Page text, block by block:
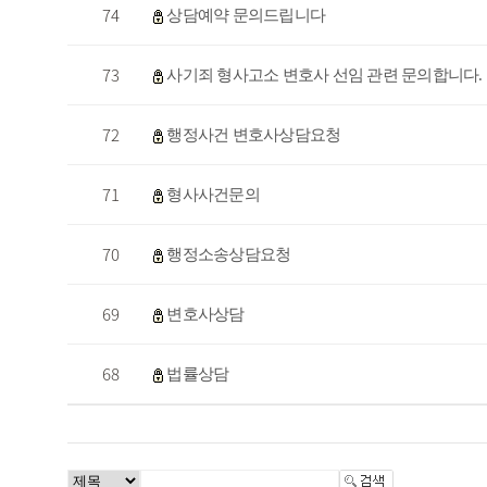
74 상담예약 문의드립니다
73 사기죄 형사고소 변호사 선임 관련 문의합니다.
72 행정사건 변호사상담요청
71 형사사건문의
70 행정소송상담요청
69 변호사상담
68 법률상담